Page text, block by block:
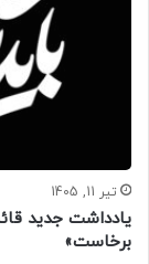
تیر 11, 1405
یادداشت جدید
برخاست»